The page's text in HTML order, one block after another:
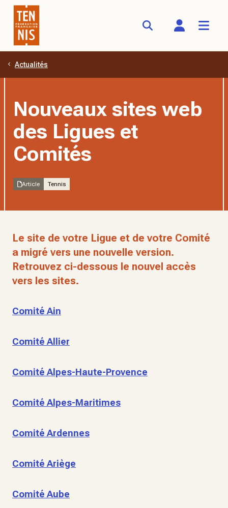
Aller au contenu principal
Actualités
Nouveaux sites web
des Ligues et
Comités
Article Tennis
Le site de votre Ligue et de votre Comité
a migré vers une nouvelle version.
Retrouvez ci-dessous le nouvel accès
vers les sites.
Comité Ain
Comité Allier
Comité Alpes-Haute-Provence
Comité Alpes-Maritimes
Comité Ardennes
Comité Ariège
Comité Aube